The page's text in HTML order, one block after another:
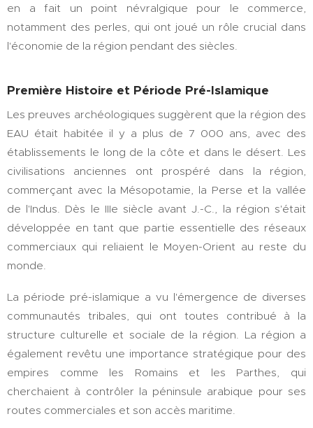
en a fait un point névralgique pour le commerce,
notamment des perles, qui ont joué un rôle crucial dans
l'économie de la région pendant des siècles.
Première Histoire et Période Pré-Islamique
Les preuves archéologiques suggèrent que la région des
EAU était habitée il y a plus de 7 000 ans, avec des
établissements le long de la côte et dans le désert. Les
civilisations anciennes ont prospéré dans la région,
commerçant avec la Mésopotamie, la Perse et la vallée
de l'Indus. Dès le IIIe siècle avant J.-C., la région s'était
développée en tant que partie essentielle des réseaux
commerciaux qui reliaient le Moyen-Orient au reste du
monde.
La période pré-islamique a vu l'émergence de diverses
communautés tribales, qui ont toutes contribué à la
structure culturelle et sociale de la région. La région a
également revêtu une importance stratégique pour des
empires comme les Romains et les Parthes, qui
cherchaient à contrôler la péninsule arabique pour ses
routes commerciales et son accès maritime.